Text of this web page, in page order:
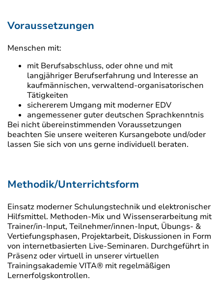
Voraussetzungen
Menschen mit:
mit Berufsabschluss, oder ohne und mit
langjähriger Berufserfahrung und Interesse an
kaufmännischen, verwaltend-organisatorischen
Tätigkeiten
sichererem Umgang mit moderner EDV
angemessener guter deutschen Sprachkenntnis
Bei nicht übereinstimmenden Voraussetzungen
beachten Sie unsere weiteren Kursangebote und/oder
lassen Sie sich von uns gerne individuell beraten.
Methodik/Unterrichtsform
Einsatz moderner Schulungstechnik und elektronischer
Hilfsmittel. Methoden-Mix und Wissenserarbeitung mit
Trainer/in-Input, Teilnehmer/innen-Input, Übungs- &
Vertiefungsphasen, Projektarbeit, Diskussionen in Form
von internetbasierten Live-Seminaren. Durchgeführt in
Präsenz oder virtuell in unserer virtuellen
Trainingsakademie VITA® mit regelmäßigen
Lernerfolgskontrollen.